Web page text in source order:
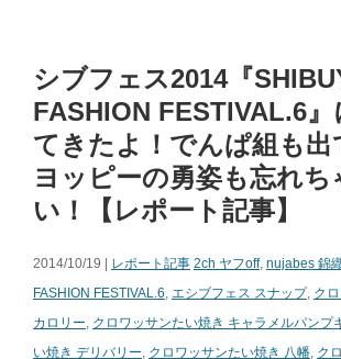
シブフェス2014『
FASHION FESTIVAL.6』
てきたよ！でんぱ組も出
ヨッピーの勇姿も忘れち
い！【レポート記事】
2014/10/19 | レポート記事 2ch ヤフoff, nujabes 錦
FASHION FESTIVAL.6, エシブフェス スナップ, ク
カロリー, クロワッサンたい焼き キャラメルパンプ
い焼き デリバリー, クロワッサンたい焼き 八幡, ク